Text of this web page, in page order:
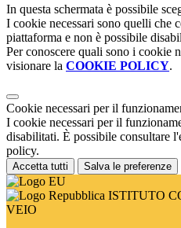
In questa schermata è possibile
I cookie necessari sono quelli che
piattaforma e non è possibile
Per conoscere quali sono i cookie
visionare la COOKIE POLICY.
Cookie necessari per il
I cookie necessari per il
disabilitati. È possibile consultare
policy.
Accetta tutti Salva le preferenze
ISTITUTO
VEIO